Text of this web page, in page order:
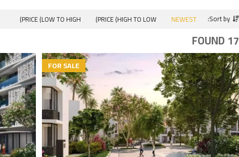
NEWEST
PRICE (HIGH TO LOW)
PRICE (LOW TO HIGH)
17 FOUND
FOR SALE